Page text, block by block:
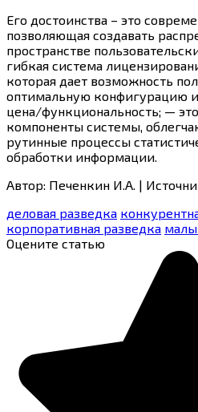
Его достоинства – это
позволяющая создавать
пространстве
гибкая система
которая дает возможность
оптимальную конфигурацию
цена/функциональность; —
компоненты системы,
рутинные процессы
обработки информации.
Автор: Печенкин И.А. |
деловая разведка
корпоративная разведка
Оцените статью